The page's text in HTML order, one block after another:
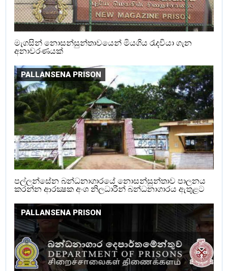
මැගසින් නොසන්සුන්තාවයෙන් මියගිය රැදවියා ගැන
අනාවරණයක්
PALLANSENA PRISON
පල්ලන්සේන බන්ධනාගාරයේ නොසන්සුන්තාව පාලනය
කරන්න ආරක්‍ෂක අංශ නිලධාරීන් බන්ධනාගාරය ඇතුළට
PALLANSENA PRISON